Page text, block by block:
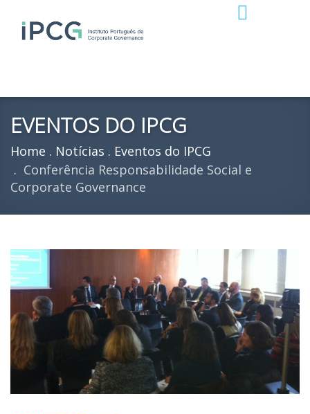
EVENTOS DO IPCG
Home Notícias
Eventos do IPCG
Conferência Responsabilidade Social e
Corporate Governance